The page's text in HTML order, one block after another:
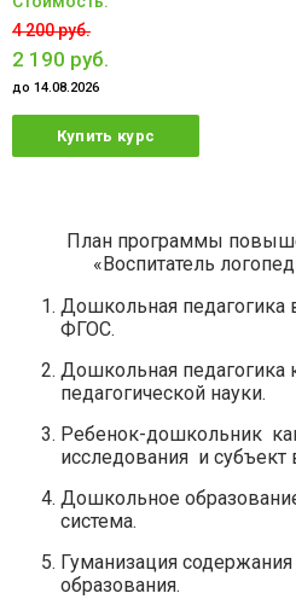
4 200 руб.
2 190 руб.
до 14.08.2026
Купить курс
План программы
«Воспитатель
Дошкольная педагогика
ФГОС.
Дошкольная педагогика
педагогической науки.
Ребенок-дошкольник
исследования и субъект
Дошкольное
система.
Гуманизация
образования.